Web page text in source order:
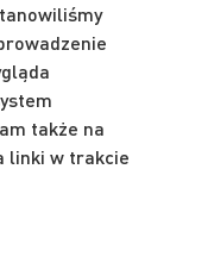
także na
linki w trakcie